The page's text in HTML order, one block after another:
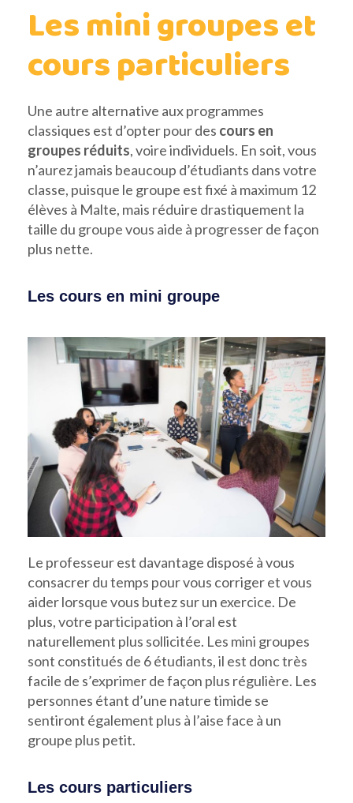
Les mini groupes et
cours particuliers
Une autre alternative aux programmes
classiques est d’opter pour des cours en
groupes réduits, voire individuels. En soit, vous
n’aurez jamais beaucoup d’étudiants dans votre
classe, puisque le groupe est fixé à maximum 12
élèves à Malte, mais réduire drastiquement la
taille du groupe vous aide à progresser de façon
plus nette.
Les cours en mini groupe
Le professeur est davantage disposé à vous
consacrer du temps pour vous corriger et vous
aider lorsque vous butez sur un exercice. De
plus, votre participation à l’oral est
naturellement plus sollicitée. Les mini groupes
sont constitués de 6 étudiants, il est donc très
facile de s’exprimer de façon plus régulière. Les
personnes étant d’une nature timide se
sentiront également plus à l’aise face à un
groupe plus petit.
Les cours particuliers